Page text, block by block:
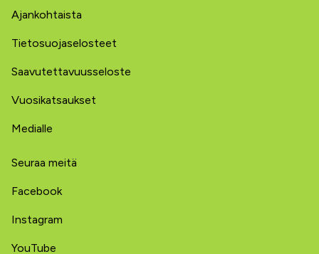
Ajankohtaista
Tietosuojaselosteet
Saavutettavuusseloste
Vuosikatsaukset
Medialle
Seuraa meitä
Facebook
Instagram
YouTube